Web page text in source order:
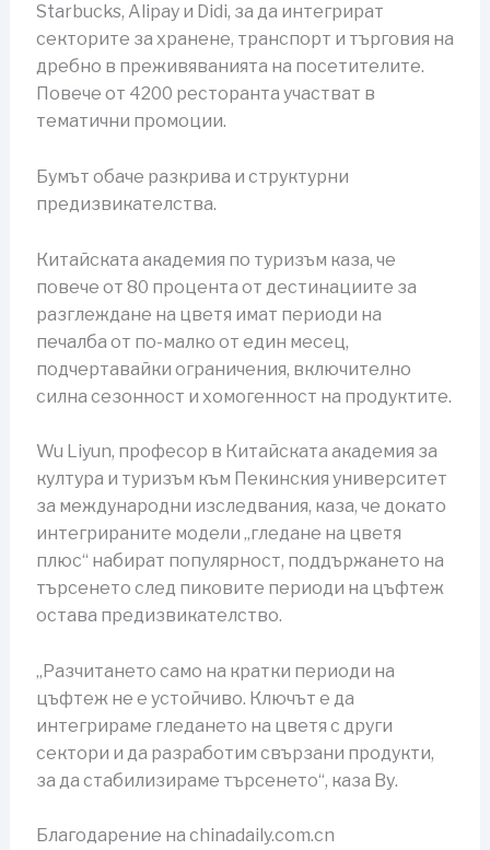
Starbucks, Alipay и Didi, за да интегрират
секторите за хранене, транспорт и търговия на
дребно в преживяванията на посетителите.
Повече от 4200 ресторанта участват в
тематични промоции.
Бумът обаче разкрива и структурни
предизвикателства.
Китайската академия по туризъм каза, че
повече от 80 процента от дестинациите за
разглеждане на цветя имат периоди на
печалба от по-малко от един месец,
подчертавайки ограничения, включително
силна сезонност и хомогенност на продуктите.
Wu Liyun, професор в Китайската академия за
култура и туризъм към Пекинския университет
за международни изследвания, каза, че докато
интегрираните модели „гледане на цветя
плюс“ набират популярност, поддържането на
търсенето след пиковите периоди на цъфтеж
остава предизвикателство.
„Разчитането само на кратки периоди на
цъфтеж не е устойчиво. Ключът е да
интегрираме гледането на цветя с други
сектори и да разработим свързани продукти,
за да стабилизираме търсенето“, каза Ву.
Благодарение на chinadaily.com.cn